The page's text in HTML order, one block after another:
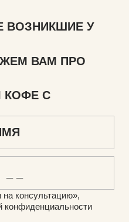
ВОЗНИКШИЕ У
ВАМ ПРО
КОФЕ С
консультацию»,
конфиденциальности